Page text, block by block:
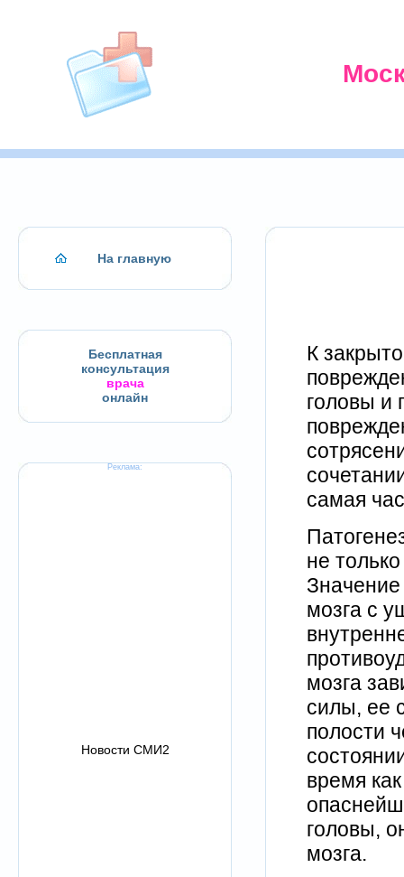
На главную
Бесплатная
консультация
врача
онлайн
Реклама:
Новости СМИ2
К
головы и
самая
не
мозга с
мозга
силы, ее
полости
время
головы,
мозга.